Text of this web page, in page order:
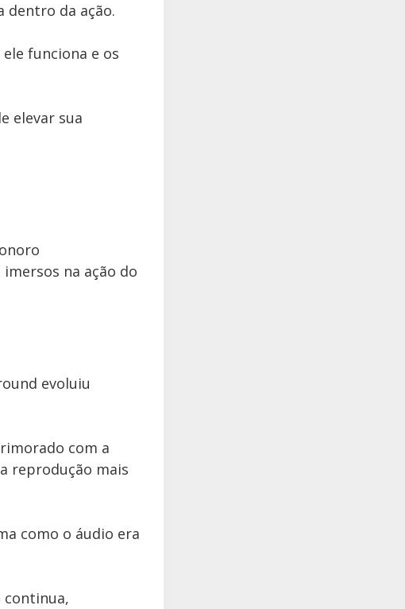
da ação.
funciona e os
elevar sua
na ação do
evoluiu
com a
reprodução mais
como o áudio era
continua,